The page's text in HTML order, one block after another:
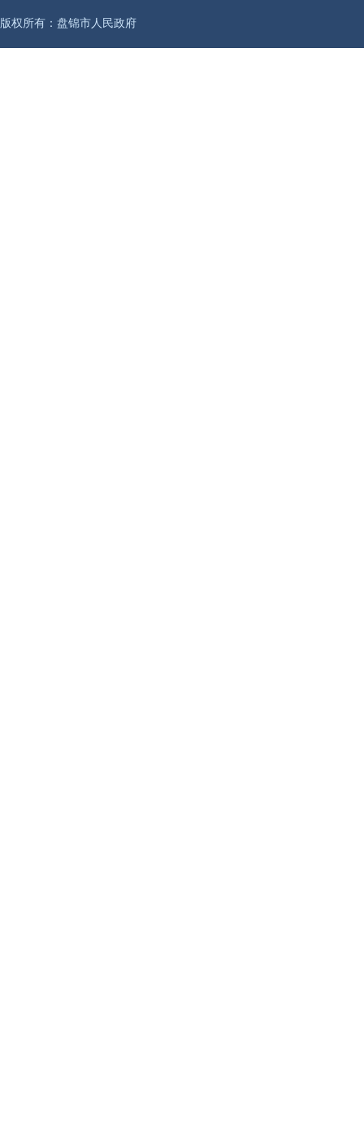
版权所有：盘锦市人民政府